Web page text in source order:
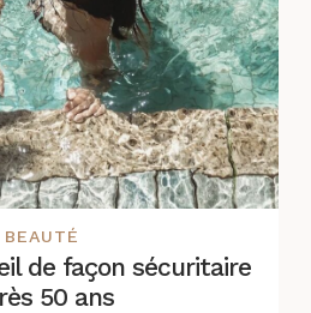
BEAUTÉ
de façon sécuritaire
50 ans